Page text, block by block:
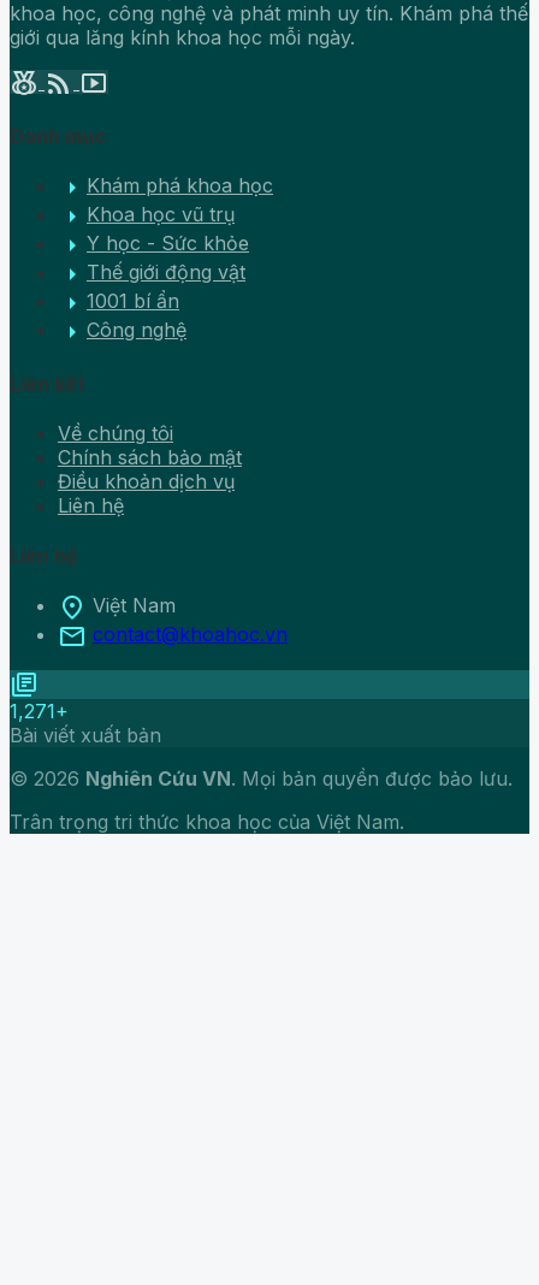
khoa học, công nghệ và phát minh uy tín. Khám phá thế
giới qua lăng kính khoa học mỗi ngày.
social_leaderboard rss_feed smart_display
Danh mục
arrow_right Khám phá khoa học
arrow_right Khoa học vũ trụ
arrow_right Y học - Sức khỏe
arrow_right Thế giới động vật
arrow_right 1001 bí ẩn
arrow_right Công nghệ
Liên kết
Về chúng tôi
Chính sách bảo mật
Điều khoản dịch vụ
Liên hệ
Liên hệ
location_on Việt Nam
mail contact@khoahoc.vn
library_books
1,271+
Bài viết xuất bản
© 2026 Nghiên Cứu VN. Mọi bản quyền được bảo lưu.
Trân trọng tri thức khoa học của Việt Nam.